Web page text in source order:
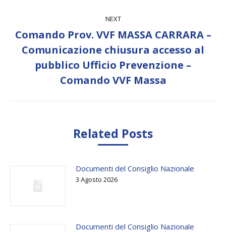
NEXT
Next
post:
Comando Prov. VVF MASSA CARRARA –
Comunicazione chiusura accesso al
pubblico Ufficio Prevenzione –
Comando VVF Massa
Related Posts
Documenti del Consiglio Nazionale
3 Agosto 2026
Documenti del Consiglio Nazionale